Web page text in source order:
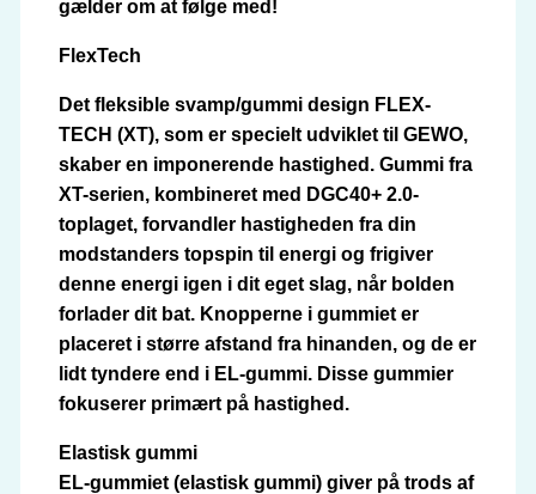
gælder om at følge med!
FlexTech
Det fleksible svamp/gummi design FLEX-
TECH (XT), som er specielt udviklet til GEWO,
skaber en imponerende hastighed. Gummi fra
XT-serien, kombineret med DGC40+ 2.0-
toplaget, forvandler hastigheden fra din
modstanders topspin til energi og frigiver
denne energi igen i dit eget slag, når bolden
forlader dit bat. Knopperne i gummiet er
placeret i større afstand fra hinanden, og de er
lidt tyndere end i EL-gummi. Disse gummier
fokuserer primært på hastighed.
Elastisk gummi
EL-gummiet (elastisk gummi) giver på trods af